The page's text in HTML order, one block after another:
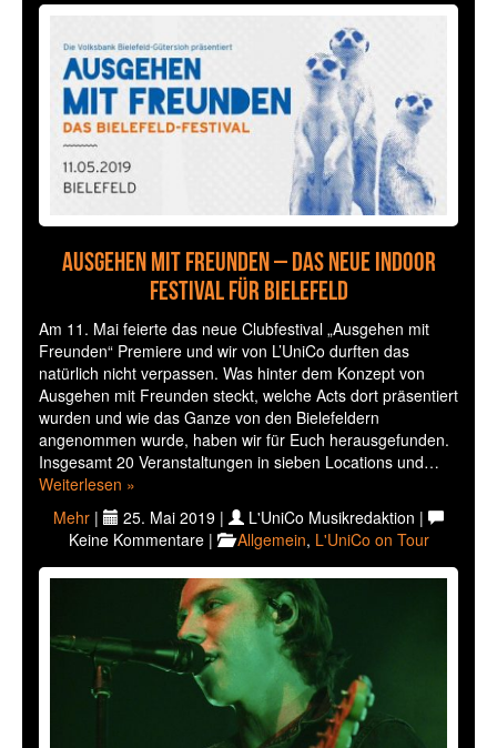
Ausgehen mit Freunden – Das neue Indoor
Festival für Bielefeld
Am 11. Mai feierte das neue Clubfestival „Ausgehen mit
Freunden“ Premiere und wir von L’UniCo durften das
natürlich nicht verpassen. Was hinter dem Konzept von
Ausgehen mit Freunden steckt, welche Acts dort präsentiert
wurden und wie das Ganze von den Bielefeldern
angenommen wurde, haben wir für Euch herausgefunden.
Insgesamt 20 Veranstaltungen in sieben Locations und…
Weiterlesen »
Mehr | 25. Mai 2019 |
L'UniCo Musikredaktion |
Keine Kommentare |
Allgemein, L'UniCo on Tour